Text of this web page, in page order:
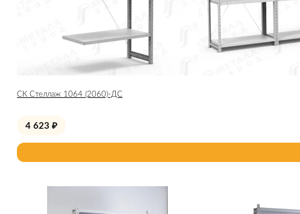
СК Стеллаж 1064 (2060)-ДС
4 623 ₽